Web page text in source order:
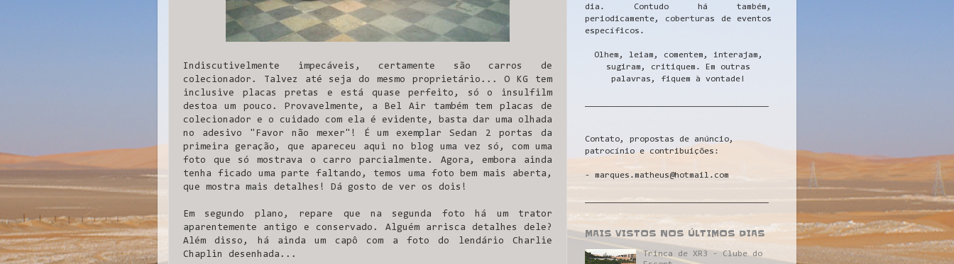
Indiscutivelmente impecáveis, certamente são carros de
colecionador. Talvez até seja do mesmo proprietário... O KG tem
inclusive placas pretas e está quase perfeito, só o insulfilm
destoa um pouco. Provavelmente, a Bel Air também tem placas de
colecionador e o cuidado com ela é evidente, basta dar uma olhada
no adesivo "Favor não mexer"! É um exemplar Sedan 2 portas da
primeira geração, que apareceu aqui no blog uma vez só, com uma
foto que só mostrava o carro parcialmente. Agora, embora ainda
tenha ficado uma parte faltando, temos uma foto bem mais aberta,
que mostra mais detalhes! Dá gosto de ver os dois!
Em segundo plano, repare que na segunda foto há um trator
aparentemente antigo e conservado. Alguém arrisca detalhes dele?
Além disso, há ainda um capô com a foto do lendário Charlie
Chaplin desenhada...
dia. Contudo há também,
periodicamente, coberturas de eventos
específicos.
Olhem, leiam, comentem, interajam,
sugiram, critiquem. Em outras
palavras, fiquem à vontade!
Contato, propostas de anúncio,
patrocínio e contribuições:
- marques.matheus@hotmail.com
MAIS VISTOS NOS ÚLTIMOS DIAS
Trinca de XR3 - Clube do